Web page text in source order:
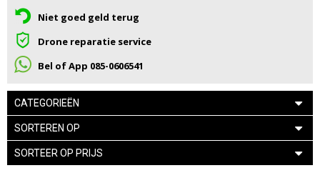
Niet goed geld terug
Drone reparatie service
Bel of App 085-0606541
CATEGORIEËN
SORTEREN OP
SORTEER OP PRIJS